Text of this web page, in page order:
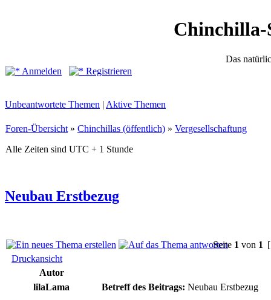
Chinchilla-
Das
Anmelden
Registrieren
Unbeantwortete Themen | Aktive Themen
Foren-Übersicht » Chinchillas (öffentlich) » Vergesellschaftung
Alle Zeiten sind UTC + 1 Stunde
Neubau Erstbezug
Seite 1 von 1
Druckansicht
Autor
lilaLama
Betreff des Beitrags: Neubau Erstbezug